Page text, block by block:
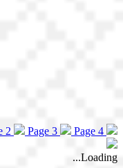
2 Page 3 Page 4
Loading...